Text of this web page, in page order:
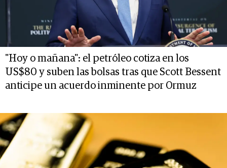
"Hoy o mañana": el petróleo cotiza en los
US$80 y suben las bolsas tras que Scott Bessent
anticipe un acuerdo inminente por Ormuz